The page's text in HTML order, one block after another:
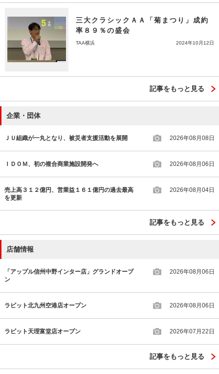
三大クラシックＡＡ「菊まつり」成約
率８９％の盛会
TAA横浜 2024年10月12日
記事をもっと見る
企業・団体
ＪＵ組織が一丸となり、被災者支援活動を展開 2026年08月08日
ＩＤＯＭ、初の複合商業施設開発へ 2026年08月06日
売上高３１２億円、営業益１６１億円の過去最高
を更新
2026年08月04日
記事をもっと見る
店舗情報
「アップル信州中野インター店」グランドオープ
ン
2026年08月06日
ラビット北九州空港店オープン 2026年08月06日
ラビット天理富堂店オープン 2026年07月22日
記事をもっと見る